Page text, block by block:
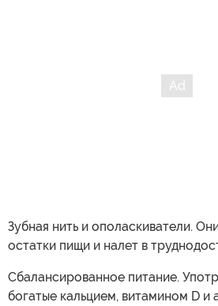
Зубная нить и ополаскиватели.
остатки пищи и налет в
Сбалансированное питание.
богатые кальцием, витамином D и